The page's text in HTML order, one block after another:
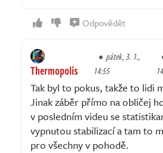
Odpovědět
Thermopolis
pátek, 3. 1.,
14:55
Tak byl to pokus, takže to lidi
Jinak záběr přímo na obličej
v posledním videu se
vypnutou stabilizací a tam to
pro všechny v pohodě.